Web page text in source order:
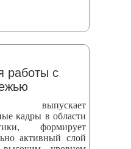
работы с
выпускает
кадры в области
формирует
активный слой